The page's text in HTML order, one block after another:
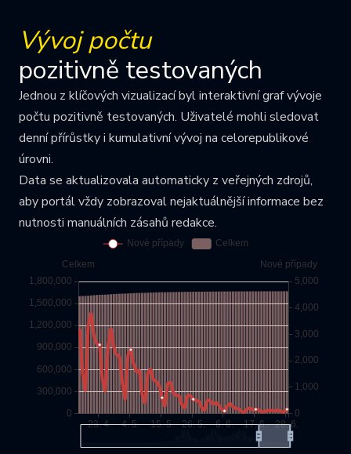
Vývoj počtu
pozitivně testovaných
Jednou z klíčových vizualizací byl interaktivní graf vývoje
počtu pozitivně testovaných. Uživatelé mohli sledovat
denní přírůstky i kumulativní vývoj na celorepublikové
úrovni.
Data se aktualizovala automaticky z veřejných zdrojů,
aby portál vždy zobrazoval nejaktuálnější informace bez
nutnosti manuálních zásahů redakce.